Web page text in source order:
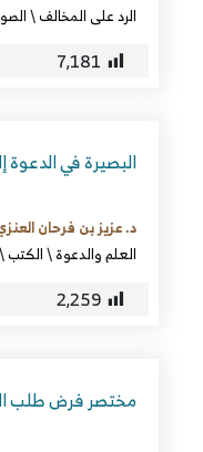
الرد على المخالف\
7٬181
البصيرة في الدعوة
د. عزيز بن فرحان
العلم والدعوة\الكتب\
2٬259
مختصر فرض طلب